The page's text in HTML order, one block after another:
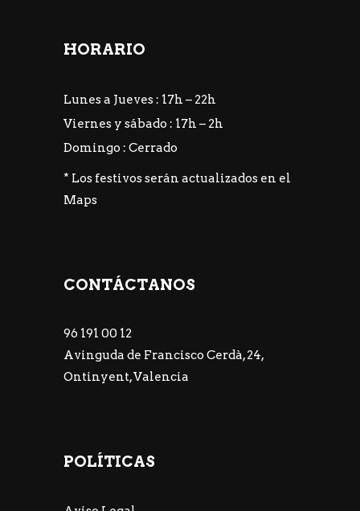
HORARIO
Lunes a Jueves : 17h – 22h
Viernes y sábado : 17h – 2h
Domingo : Cerrado
* Los festivos serán actualizados en el
Maps
CONTÁCTANOS
96 191 00 12
Avinguda de Francisco Cerdà, 24,
Ontinyent, Valencia
POLÍTICAS